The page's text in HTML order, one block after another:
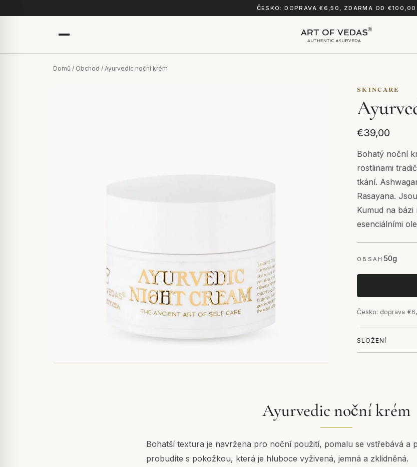
ČESKO: DOPRAVA €6,50, ZDARMA OD €100,00
Domů / Obchod / Ayurvedic noční krém
SKINCARE
€39,00
Bohatý noční
rostlinami
tkání.
Rasayana.
Kumud na
esenciálními
OBSAH 50g
Česko: doprava
SLOŽENÍ
Ayurvedic noční krém
Bohatší textura je navržena pro noční použití, pomalu se vstřebává a
probudíte s pokožkou, která je hluboce vyživená, jemná a zklidněná.